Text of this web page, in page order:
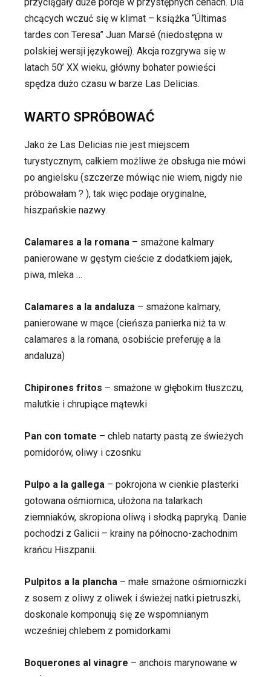
chcących wczuć się w klimat – książka “Últimas
tardes con Teresa” Juan Marsé (niedostępna w
polskiej wersji językowej). Akcja rozgrywa się w
latach 50’ XX wieku, główny bohater powieści
spędza dużo czasu w barze Las Delicias.
WARTO SPRÓBOWAĆ
Jako że Las Delicias nie jest miejscem
turystycznym, całkiem możliwe że obsługa nie mówi
po angielsku (szczerze mówiąc nie wiem, nigdy nie
próbowałam ? ), tak więc podaje oryginalne,
hiszpańskie nazwy.
Calamares a la romana – smażone kalmary
panierowane w gęstym cieście z dodatkiem jajek,
piwa, mleka …
Calamares a la andaluza – smażone kalmary,
panierowane w mące (cieńsza panierka niż ta w
calamares a la romana, osobiście preferuję a la
andaluza)
Chipirones fritos – smażone w głębokim tłuszczu,
malutkie i chrupiące mątewki
Pan con tomate – chleb natarty pastą ze świeżych
pomidorów, oliwy i czosnku
Pulpo a la gallega – pokrojona w cienkie plasterki
gotowana ośmiornica, ułożona na talarkach
ziemniaków, skropiona oliwą i słodką papryką. Danie
pochodzi z Galicii – krainy na północno-zachodnim
krańcu Hiszpanii.
Pulpitos a la plancha – małe smażone ośmiorniczki
z sosem z oliwy z oliwek i świeżej natki pietruszki,
doskonale komponują się ze wspomnianym
wcześniej chlebem z pomidorkami
Boquerones al vinagre – anchois marynowane w